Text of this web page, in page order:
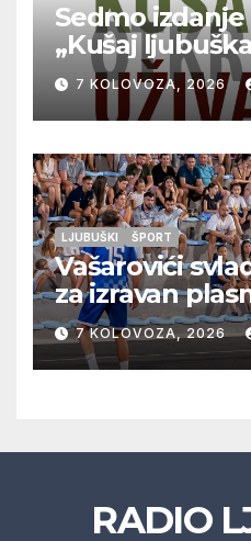
Sedmo
„Kušaj
vrhunska vina,
glazbu
7 KOLOVOZA, 2026
LJUBUŠKI ŠPORT
Vašarovići
za izravan
četvrtfinale,
prolazak dalje,
večeras
7 KOLOVOZA, 2026
RADIO